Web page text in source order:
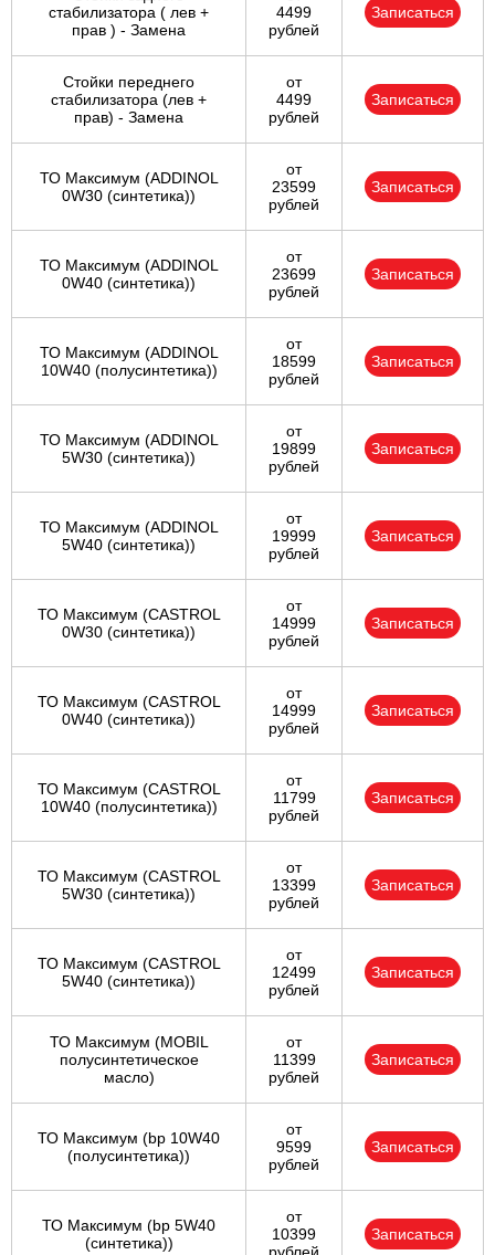
стабилизатора ( лев +
прав ) - Замена
4499
рублей
Записаться
Стойки переднего
стабилизатора (лев +
прав) - Замена
от
4499
рублей
Записаться
ТО Максимум (ADDINOL
0W30 (синтетика))
от
23599
рублей
Записаться
ТО Максимум (ADDINOL
0W40 (синтетика))
от
23699
рублей
Записаться
ТО Максимум (ADDINOL
10W40 (полусинтетика))
от
18599
рублей
Записаться
ТО Максимум (ADDINOL
5W30 (синтетика))
от
19899
рублей
Записаться
ТО Максимум (ADDINOL
5W40 (синтетика))
от
19999
рублей
Записаться
ТО Максимум (CASTROL
0W30 (синтетика))
от
14999
рублей
Записаться
ТО Максимум (CASTROL
0W40 (синтетика))
от
14999
рублей
Записаться
ТО Максимум (CASTROL
10W40 (полусинтетика))
от
11799
рублей
Записаться
ТО Максимум (CASTROL
5W30 (синтетика))
от
13399
рублей
Записаться
ТО Максимум (CASTROL
5W40 (синтетика))
от
12499
рублей
Записаться
ТО Максимум (MOBIL
полуcинтетическое
масло)
от
11399
рублей
Записаться
ТО Максимум (bp 10W40
(полусинтетика))
от
9599
рублей
Записаться
ТО Максимум (bp 5W40
(синтетика))
от
10399
Записаться